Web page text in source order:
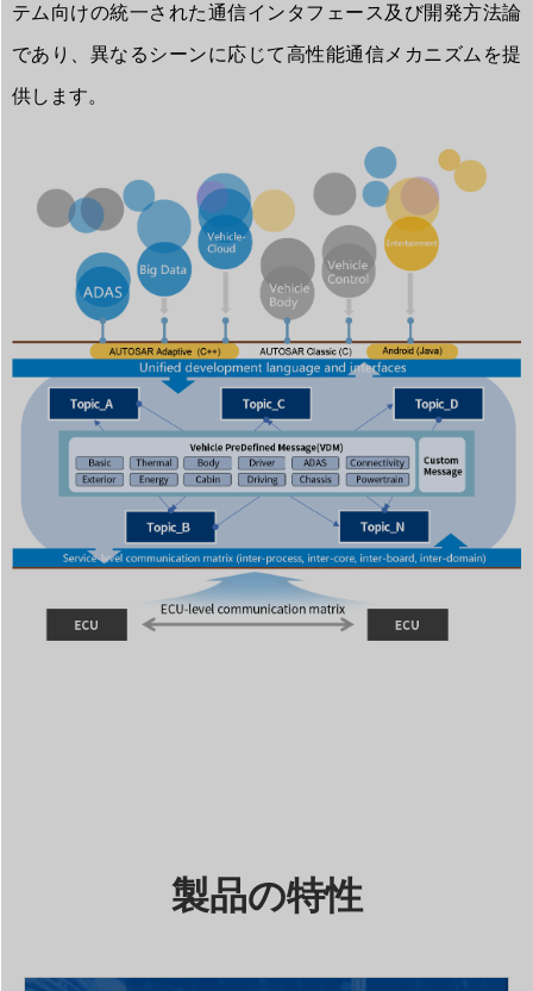
テム向けの統一された通信インタフェース及び開発方法論
であり、異なるシーンに応じて高性能通信メカニズムを提
供します。
製品の特性